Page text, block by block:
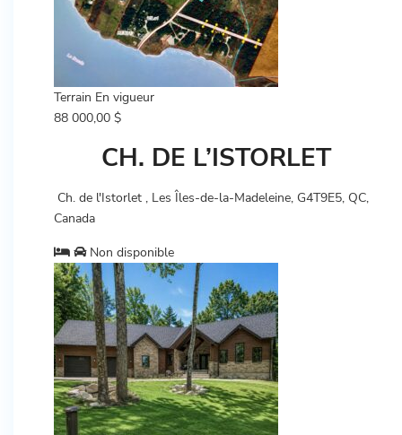
Terrain En vigueur
88 000,00 $
CH. DE L’ISTORLET
Ch. de l'Istorlet , Les Îles-de-la-Madeleine, G4T9E5, QC,
Canada
Non disponible